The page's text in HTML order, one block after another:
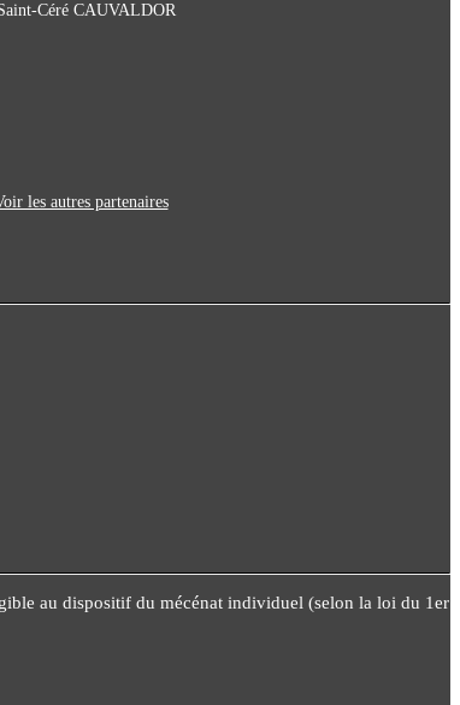
Céré CAUVALDOR
les autres partenaires
au dispositif du mécénat individuel (selon la loi du 1er